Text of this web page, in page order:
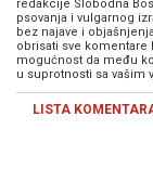
redakcije Slobodna
psovanja i vulgarnog
bez najave i
obrisati sve komentare
mogućnost da među
u suprotnosti sa
LISTA